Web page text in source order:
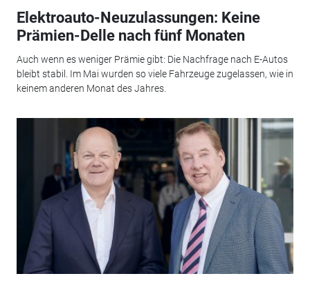
Elektroauto-Neuzulassungen: Keine
Prämien-Delle nach fünf Monaten
Auch wenn es weniger Prämie gibt: Die Nachfrage nach E-Autos
bleibt stabil. Im Mai wurden so viele Fahrzeuge zugelassen, wie in
keinem anderen Monat des Jahres.